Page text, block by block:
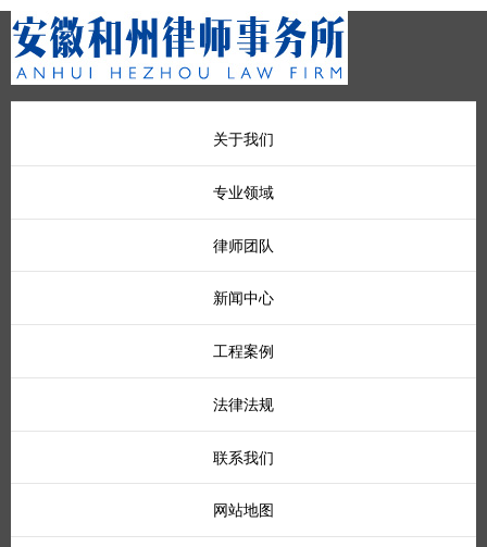
关于我们
专业领域
律师团队
新闻中心
工程案例
法律法规
联系我们
网站地图